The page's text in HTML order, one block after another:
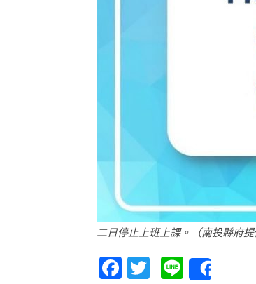
二日停止上班上課。（南投縣府提
Facebook
Twitter
Line